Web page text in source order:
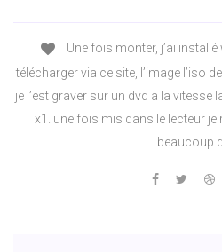
Une fois monter, j’ai
télécharger via ce site, l’image l’iso
je l’est graver sur un dvd a la
x1. une fois mis dans le lecteur
beaucoup